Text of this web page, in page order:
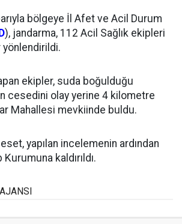
bölgeye İl Afet ve Acil Durum
), jandarma, 112 Acil Sağlık ekipleri
yönlendirildi.
ekipler, suda boğulduğu
cesedini olay yerine 4 kilometre
Mahallesi mevkiinde buldu.
yapılan incelemenin ardından
Kurumuna kaldırıldı.